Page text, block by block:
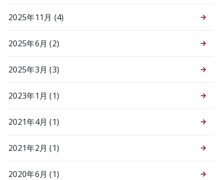
2025年11月 (4)
2025年6月 (2)
2025年3月 (3)
2023年1月 (1)
2021年4月 (1)
2021年2月 (1)
2020年6月 (1)